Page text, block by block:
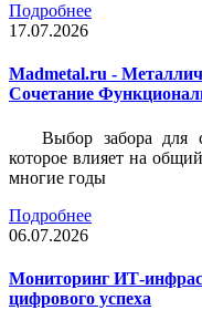
Подробнее
17.07.2026
Madmetal.ru -
Сочетание
Выбор забора для
которое влияет на
многие годы
Подробнее
06.07.2026
Мониторинг ИТ-
цифрового успеха